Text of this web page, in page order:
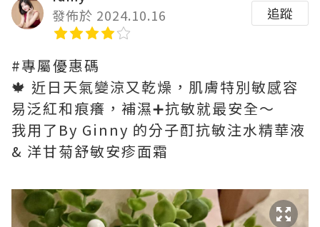
發佈於 2024.10.16
追蹤
#專屬優惠碼
🍁 近日天氣變涼又乾燥，肌膚特別敏感容
易泛紅和痕癢，補濕➕抗敏就最安全～
我用了By Ginny 的分子酊抗敏注水精華液
& 洋甘菊舒敏安疹面霜